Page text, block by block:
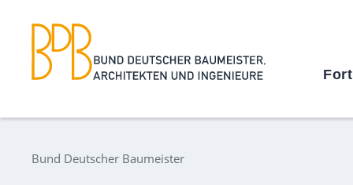
Bund Deutscher Baumeister